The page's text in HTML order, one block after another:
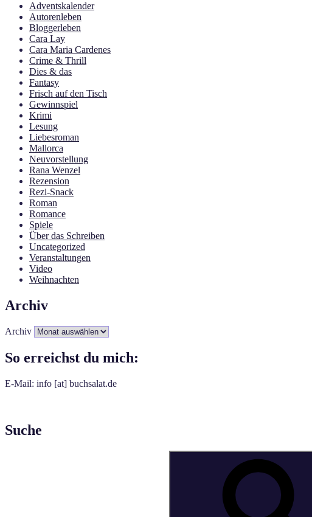
Adventskalender
Autorenleben
Bloggerleben
Cara Lay
Cara Maria Cardenes
Crime & Thrill
Dies & das
Fantasy
Frisch auf den Tisch
Gewinnspiel
Krimi
Lesung
Liebesroman
Mallorca
Neuvorstellung
Rana Wenzel
Rezension
Rezi-Snack
Roman
Romance
Spiele
Über das Schreiben
Uncategorized
Veranstaltungen
Video
Weihnachten
Archiv
Archiv
So erreichst du mich:
E-Mail: info [at] buchsalat.de
Suche